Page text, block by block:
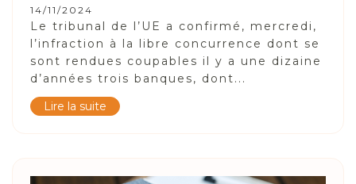
14/11/2024
Le tribunal de l’UE a confirmé, mercredi,
l’infraction à la libre concurrence dont se
sont rendues coupables il y a une dizaine
d’années trois banques, dont...
Lire la suite